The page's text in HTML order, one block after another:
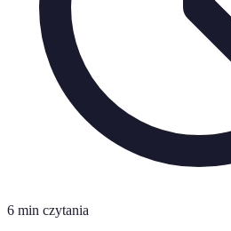
6 min czytania